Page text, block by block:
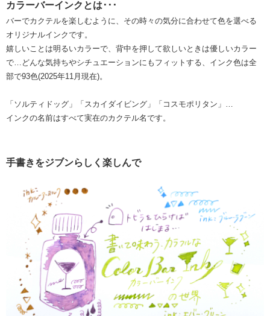
カラーバーインクとは･･･
バーでカクテルを楽しむように、その時々の気分に合わせて色を選べる
オリジナルインクです。
嬉しいことは明るいカラーで、背中を押して欲しいときは優しいカラー
で…どんな気持ちやシチュエーションにもフィットする、インク色は全
部で93色(2025年11月現在)。
「ソルティドッグ」「スカイダイビング」「コスモポリタン」…
インクの名前はすべて実在のカクテル名です。
手書きをジブンらしく楽しんで